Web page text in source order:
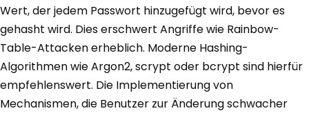
Wert, der jedem Passwort hinzugefügt wird, bevor es
gehasht wird. Dies erschwert Angriffe wie Rainbow-
Table-Attacken erheblich. Moderne Hashing-
Algorithmen wie Argon2, scrypt oder bcrypt sind hierfür
empfehlenswert. Die Implementierung von
Mechanismen, die Benutzer zur Änderung schwacher